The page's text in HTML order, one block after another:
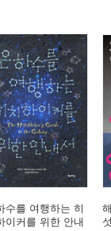
수를 여행하는 히
이커를 위한 안내